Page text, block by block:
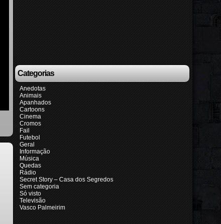
Categorias
Anedotas
Animais
Apanhados
Cartoons
Cinema
Cromos
Fail
Futebol
Geral
Informação
Música
Quedas
Rádio
Secret Story – Casa dos Segredos
Sem categoria
Só visto
Televisão
Vasco Palmeirim